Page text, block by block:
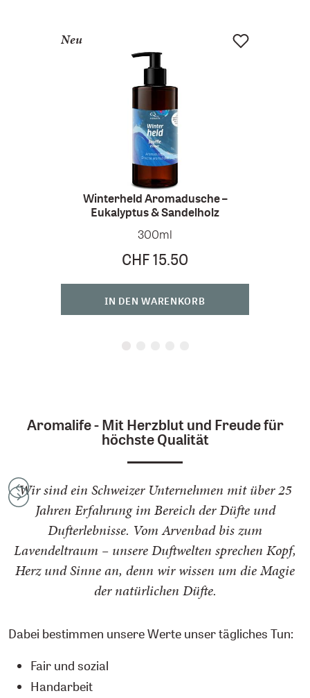
Neu
Winterheld Aromadusche –
Eukalyptus & Sandelholz
300ml
CHF 15.50
IN DEN WARENKORB
Aromalife - Mit Herzblut und Freude für
höchste Qualität
Wir sind ein Schweizer Unternehmen mit über 25
Jahren Erfahrung im Bereich der Düfte und
Dufterlebnisse. Vom Arvenbad bis zum
Lavendeltraum – unsere Duftwelten sprechen Kopf,
Herz und Sinne an, denn wir wissen um die Magie
der natürlichen Düfte.
Dabei bestimmen unsere Werte unser tägliches Tun:
Fair und sozial
Handarbeit